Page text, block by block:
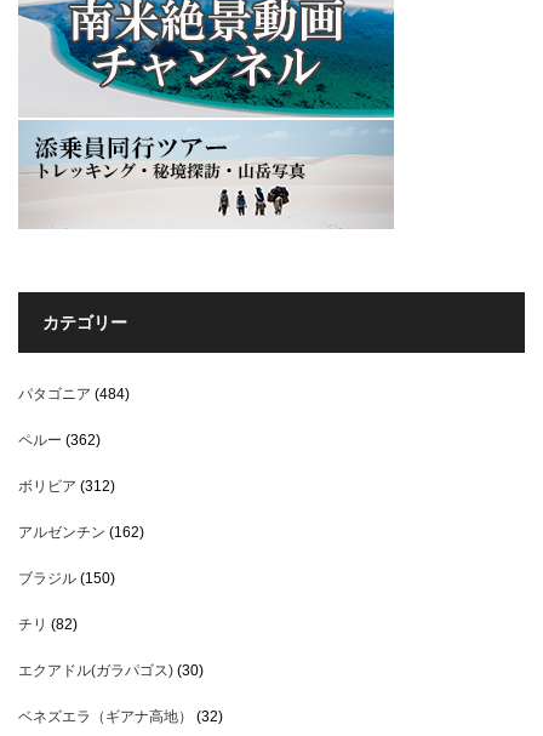
カテゴリー
パタゴニア (484)
ペルー (362)
ボリビア (312)
アルゼンチン (162)
ブラジル (150)
チリ (82)
エクアドル(ガラパゴス) (30)
ベネズエラ（ギアナ高地） (32)